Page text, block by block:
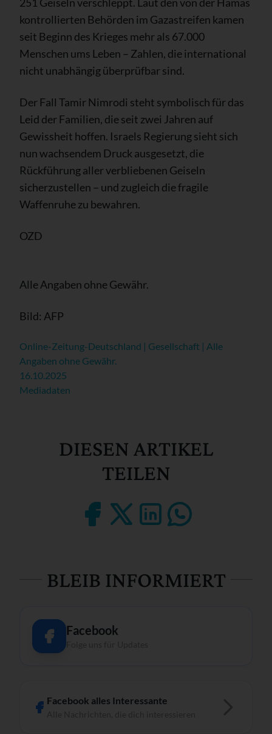
kontrollierten Behörden im Gazastreifen kamen
seit Beginn des Krieges mehr als 67.000
Menschen ums Leben – Zahlen, die international
nicht unabhängig überprüfbar sind.
Der Fall Tamir Nimrodi steht symbolisch für das
Leid der Familien, die seit zwei Jahren auf
Gewissheit hoffen. Israels Regierung sieht sich
nun wachsendem Druck ausgesetzt, die
Rückführung aller verbliebenen Geiseln
sicherzustellen – und zugleich die fragile
Waffenruhe zu bewahren.
OZD
Alle Angaben ohne Gewähr.
Bild: AFP
Online-Zeitung-Deutschland | Gesellschaft | Alle
Angaben ohne Gewähr.
16.10.2025
Mediadaten
DIESEN ARTIKEL
TEILEN
BLEIB INFORMIERT
Facebook
Facebook alles Interessante